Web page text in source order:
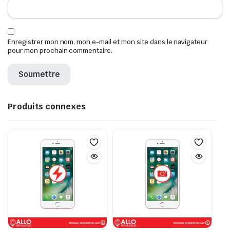
Enregistrer mon nom, mon e-mail et mon site dans le navigateur
pour mon prochain commentaire.
Produits connexes